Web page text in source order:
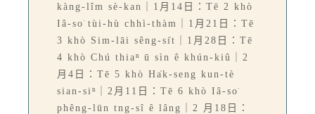
kàng-lîm sè-kan｜1月14日：Tē 2 khò
Iâ-so͘ tùi-hù chhì-thàm｜1月21日：Tē
3 khò Sim-lāi sêng-si̍t｜1月28日：Tē
4 khò Chú thiaⁿ ū sìn ê khún-kiû｜2
月4日：Tē 5 khò Ha̍k-seng kun-tè
sian-siⁿ｜2月11日：Tē 6 khò Iâ-so͘
phêng-lūn tng-sî ê lâng｜2 月18日：